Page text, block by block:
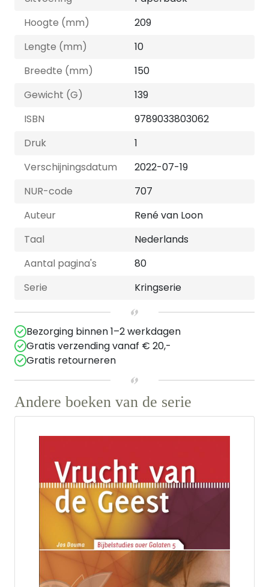
Hoogte (mm)
209
Lengte (mm)
10
Breedte (mm)
150
Gewicht (G)
139
ISBN
9789033803062
Druk
1
Verschijningsdatum
2022-07-19
NUR-code
707
Auteur
René van Loon
Taal
Nederlands
Aantal pagina's
80
Serie
Kringserie
Bezorging binnen 1–2 werkdagen
Gratis verzending vanaf € 20,-
Gratis retourneren
Andere boeken van de serie